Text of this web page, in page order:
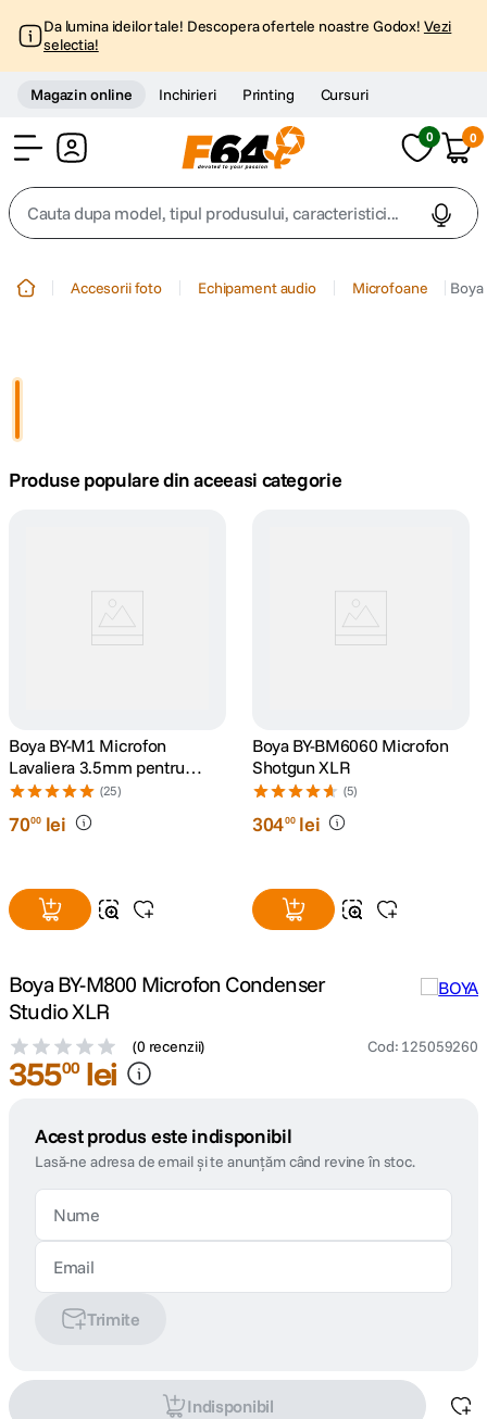
Da lumina ideilor tale! Descopera ofertele noastre Godox! Vezi
selectia!
Magazin online Inchirieri Printing Cursuri
0 0
Cauta dupa model, tipul produsului, caracteristici...
4. peak design
9. dji osmo
10. insta 360
Accesorii foto Echipament audio Microfoane
Produse populare din aceeasi categorie
Boya BY-M1 Microfon
Lavaliera 3.5mm pentru
Smartphone si Camera
(25)
7000 lei
Boya BY-BM6060 Microfon
Shotgun XLR
(5)
30400 lei
Boya BY-M800 Microfon Condenser
Studio XLR
(0 recenzii) Cod: 125059260
35500 lei
Acest produs este indisponibil
Lasă-ne adresa de email și te anunțăm când revine în stoc.
Trimite
Indisponibil